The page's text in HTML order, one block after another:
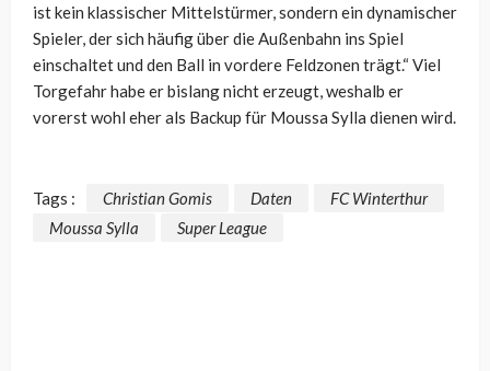
ist kein klassischer Mittelstürmer, sondern ein dynamischer
Spieler, der sich häufig über die Außenbahn ins Spiel
einschaltet und den Ball in vordere Feldzonen trägt.“ Viel
Torgefahr habe er bislang nicht erzeugt, weshalb er
vorerst wohl eher als Backup für Moussa Sylla dienen wird.
Tags : Christian Gomis Daten
FC Winterthur
Moussa Sylla
Super League